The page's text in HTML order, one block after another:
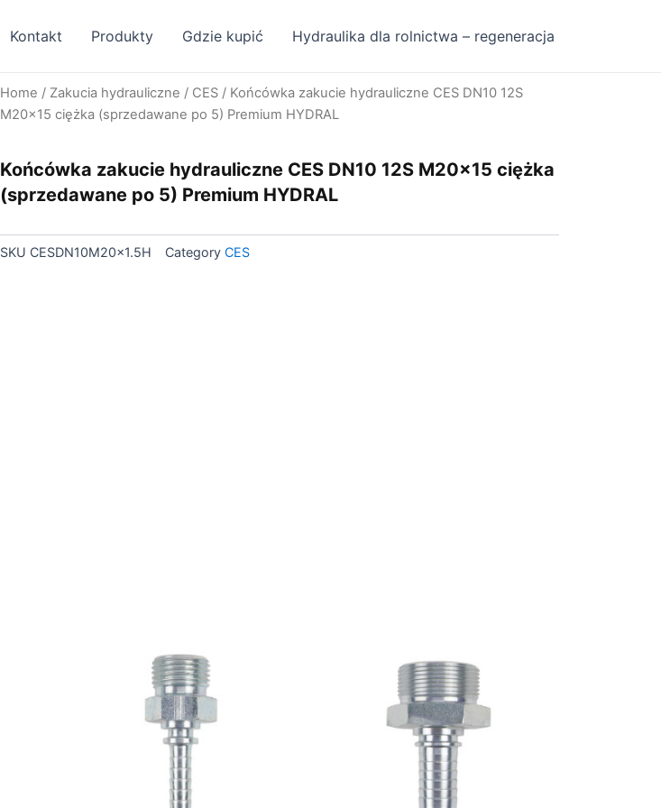
Kontakt Produkty Gdzie kupić Hydraulika dla rolnictwa – regeneracja
Home / Zakucia hydrauliczne / CES / Końcówka zakucie hydrauliczne CES DN10 12S
M20x15 ciężka (sprzedawane po 5) Premium HYDRAL
Końcówka zakucie hydrauliczne CES DN10 12S M20x15 ciężka
(sprzedawane po 5) Premium HYDRAL
SKU CESDN10M20x1.5H Category CES